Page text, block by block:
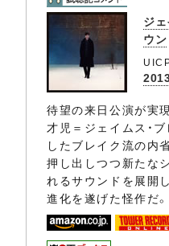
ジ
ウン
待望の来日公演が実
才児＝ジェイムス・
したブレイク流の内
押し出しつつ新たな
れるサウンドを展開
進化を遂げた怪作だ。